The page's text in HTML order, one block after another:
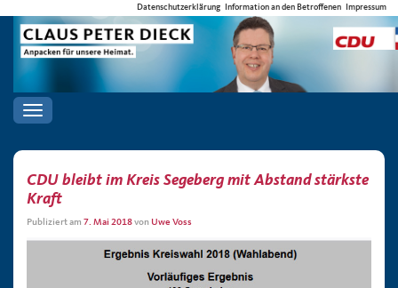
Datenschutzerklärung Information an den Betroffenen Impressum
Toggle
navigation
CDU bleibt im Kreis Segeberg mit Abstand stärkste
Kraft
Publiziert am 7. Mai 2018von Uwe Voss